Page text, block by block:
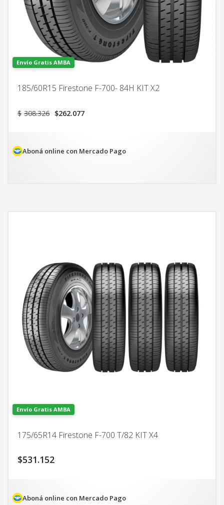
Envío Gratis AMBA
185/60R15 Firestone F-700- 84H KIT X2
$ 308.326 El
$308.326.
$262.077El
$262.077.
Aboná online con Mercado Pago
Envío Gratis AMBA
175/65R14 Firestone F-700 T/82 KIT X4
$531.152
Aboná online con Mercado Pago